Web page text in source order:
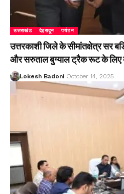
उत्तराखंड देहरादून पर्यटन
उत्तरकाशी जिले के सीमांतक्षेत्र सर
और सरुताल बुग्याल ट्रैक रूट के लिए
Lokesh Badoni October 14, 2025